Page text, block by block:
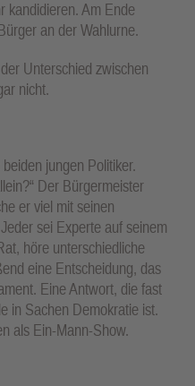
kandidieren. Am Ende
an der Wahlurne.
Unterschied zwischen
nicht.
jungen Politiker.
Der Bürgermeister
er viel mit seinen
sei Experte auf seinem
höre unterschiedliche
eine Entscheidung, das
Eine Antwort, die fast
in Sachen Demokratie ist.
als Ein-Mann-Show.